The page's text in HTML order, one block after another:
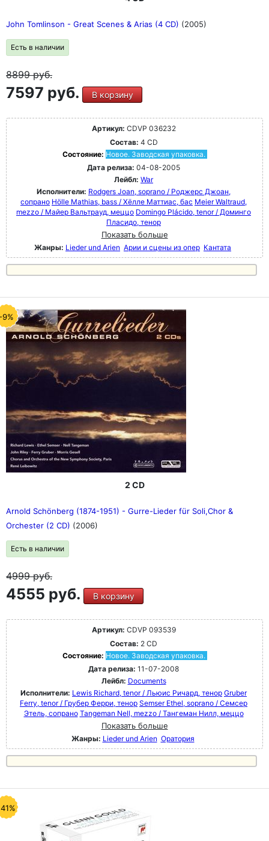
John Tomlinson - Great Scenes & Arias (4 CD) (2005)
Есть в наличии
8899руб.
7597 руб. В корзину
Артикул: CDVP 036232
Состав: 4 CD
Состояние: Новое. Заводская упаковка.
Дата релиза: 04-08-2005
Лейбл: War
Исполнители: Rodgers Joan, soprano / Роджерс Джоан,
сопрано Hölle Mathias, bass / Хёлле Маттиас, бас Meier Waltraud,
mezzo / Майер Вальтрауд, меццо Domingo Plácido, tenor / Доминго
Пласидо, тенор
Показать больше
Жанры: Lieder und Arien Арии и сцены из опер Кантата
9%
2 CD
Arnold Schönberg (1874-1951) - Gurre-Lieder für Soli,Chor &
Orchester (2 CD) (2006)
Есть в наличии
4999руб.
4555 руб. В корзину
Артикул: CDVP 093539
Состав: 2 CD
Состояние: Новое. Заводская упаковка.
Дата релиза: 11-07-2008
Лейбл: Documents
Исполнители: Lewis Richard, tenor / Льюис Ричард, тенор Gruber
Ferry, tenor / Грубер Ферри, тенор Semser Ethel, soprano / Семсер
Этель, сопрано Tangeman Nell, mezzo / Тангеман Нилл, меццо
Показать больше
Жанры: Lieder und Arien Оратория